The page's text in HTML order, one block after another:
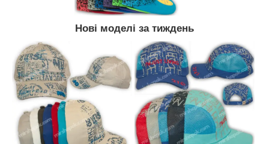
Нові моделі за тиждень